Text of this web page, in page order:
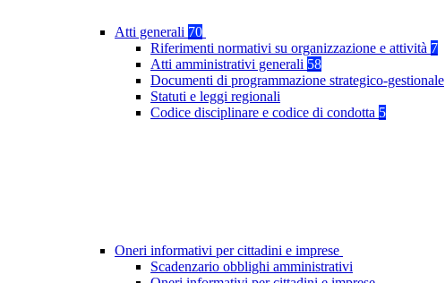
Atti generali 70
Riferimenti normativi su organizzazione e attività 7
Atti amministrativi generali 58
Documenti di programmazione strategico-gestionale
Statuti e leggi regionali
Codice disciplinare e codice di condotta 5
Oneri informativi per cittadini e imprese
Scadenzario obblighi amministrativi